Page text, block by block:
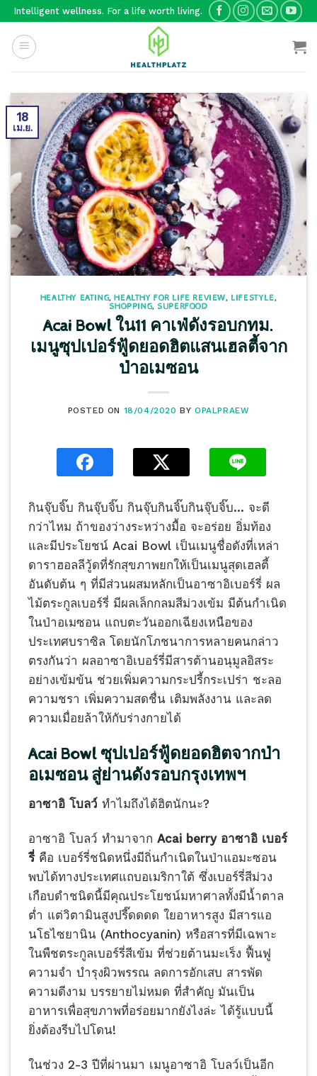
Skip
content
Intelligent wellness. For a life worth living.
18
เม.ย.
HEALTHY EATING,HEALTHY FOR LIFE REVIEW, LIFESTYLE,
SHOPPING, SUPERFOOD
Acai Bowl ใน11 คาเฟ่ดังรอบกทม.
เมนูซุปเปอร์ฟู้ดยอดฮิตแสนเฮลตี้จาก
ป่าอเมซอน
POSTED ON 18/04/2020 BY OPALPRAEW
กินจุ๊บจิ๊บ กินจุ๊บจิ๊บ กินจุ๊บกินจิ๊บกินจุ๊บจิ๊บ… จะดี
กว่าไหม ถ้าของว่างระหว่างมื้อ จะอร่อย อิ่มท้อง
และมีประโยชน์ Acai Bowl เป็นเมนูชื่อดังที่เหล่า
ดาราฮอลลีวู้ดที่รักสุขภาพยกให้เป็นเมนูสุดเฮลตี้
อันดับต้น ๆ ที่มีส่วนผสมหลักเป็นอาซาอิเบอร์รี่ ผล
ไม้ตระกูลเบอร์รี่ มีผลเล็กกลมสีม่วงเข้ม มีต้นกำเนิด
ในป่าอเมซอน แถบตะวันออกเฉียงเหนือของ
ประเทศบราซิล โดยนักโภชนาการหลายคนกล่าว
ตรงกันว่า ผลอาซาอิเบอร์รี่มีสารต้านอนุมูลอิสระ
อย่างเข้มข้น ช่วยเพิ่มความกระปรี้กระเปร่า ชะลอ
ความชรา เพิ่มความสดชื่น เติมพลังงาน และลด
ความเมื่อยล้าให้กับร่างกายได้
Acai Bowl ซุปเปอร์ฟู้ดยอดฮิตจากป่า
อเมซอน สู่ย่านดังรอบกรุงเทพฯ
อาซาอิ โบลว์ ทำไมถึงได้ฮิตนักนะ?
อาซาอิ โบลว์ ทำมาจากAcai berry อาซาอิ เบอร์
รี่คือ เบอร์รี่ชนิดหนึ่งมีถิ่นกำเนิดในป่าแอมะซอน
พบได้ทางประเทศแถบอเมริกาใต้ ซึ่งเบอร์รี่สีม่วง
เกือบดำชนิดนี้มีคุณประโยชน์มหาศาลทั้งมีน้ำตาล
ต่ำ แต่วิตามินสูงปรี๊ดดดด ใยอาหารสูง มีสารแอ
นโธไซยานิน (Anthocyanin) หรือสารที่มีเฉพาะ
ในพืชตระกูลเบอร์รี่สีเข้ม ที่ช่วยต้านมะเร็ง ฟื้นฟู
ความจำ บำรุงผิวพรรณ ลดการอักเสบ สารพัด
ความดีงาม บรรยายไม่หมด ที่สำคัญ มันเป็น
อาหารเพื่อสุขภาพที่อร่อยมากยังไงล่ะ ได้รู้แบบนี้
ยิ่งต้องรีบไปโดน!
ในช่วง 2-3 ปีที่ผ่านมา เมนูอาซาอิ โบลว์เป็นอีก